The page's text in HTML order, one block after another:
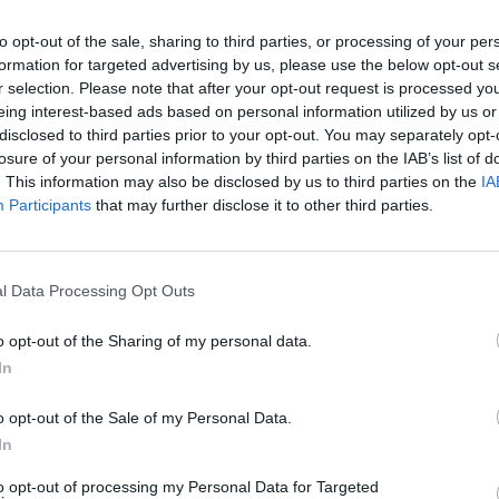
opt-out of the sale, sharing to third parties, or processing of your
for targeted advertising by us, please use the below opt-out
selection. Please note that after your opt-out request is processed
interest-based ads based on personal information utilized by us
to third parties prior to your opt-out. You may separately
of your personal information by third parties on the IAB’s list of
This information may also be disclosed by us to third parties on the
Participants that may further disclose it to other third parties.
Data Processing Opt Outs
opt-out of the Sharing of my personal data.
opt-out of the Sale of my Personal Data.
opt-out of processing my Personal Data for Targeted
Lola Índigo contará con una infraestructura
lo que ha facilitado aún más los tiempos y
un aforo menor al de los anteriores, lo
estadio y su entorno, hace prever una jornada